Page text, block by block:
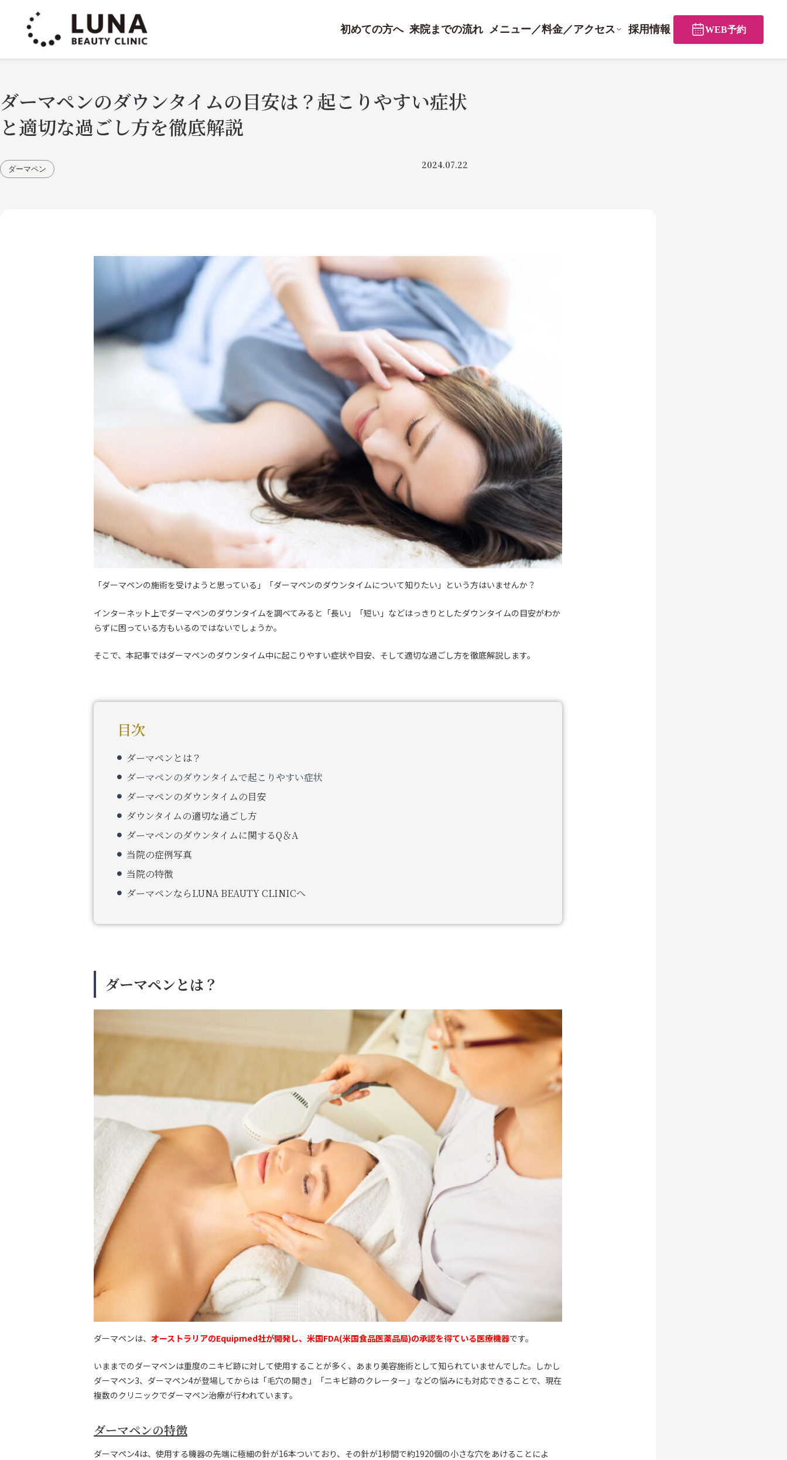
初めての方へ 来院までの流れ メニュー／料金／アクセス 採用情報 WEB予約
ダーマペンのダウンタイムの目安は？起こりやすい症状
と適切な過ごし方を徹底解説
ダーマペン 2024.07.22
「ダーマペンの施術を受けようと思っている」「ダーマペンのダウンタイムについて知りたい」という方はいませんか？
インターネット上でダーマペンのダウンタイムを調べてみると「長い」「短い」などはっきりとしたダウンタイムの目安がわか
らずに困っている方もいるのではないでしょうか。
そこで、本記事ではダーマペンのダウンタイム中に起こりやすい症状や目安、そして適切な過ごし方を徹底解説します。
目次
ダーマペンとは？
ダーマペンのダウンタイムで起こりやすい症状
ダーマペンのダウンタイムの目安
ダウンタイムの適切な過ごし方
ダーマペンのダウンタイムに関するQ＆A
当院の症例写真
当院の特徴
ダーマペンならLUNA BEAUTY CLINICへ
ダーマペンとは？
ダーマペンは、 オーストラリアのEquipmed社が開発し、米国FDA(米国食品医薬品局)の承認を得ている医療機器です。
いままでのダーマペンは重度のニキビ跡に対して使用することが多く、あまり美容施術として知られていませんでした。しかし
ダーマペン3、ダーマペン4が登場してからは「毛穴の開き」「ニキビ跡のクレーター」などの悩みにも対応できることで、現在
複数のクリニックでダーマペン治療が行われています。
ダーマペンの特徴
ダーマペン4は、使用する機器の先端に極細の針が16本ついており、その針が1秒間で約1920個の小さな穴をあけることによ